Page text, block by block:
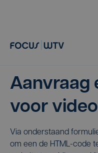
Aanvraag
voor video
Via onderstaand
om een de HTML-code